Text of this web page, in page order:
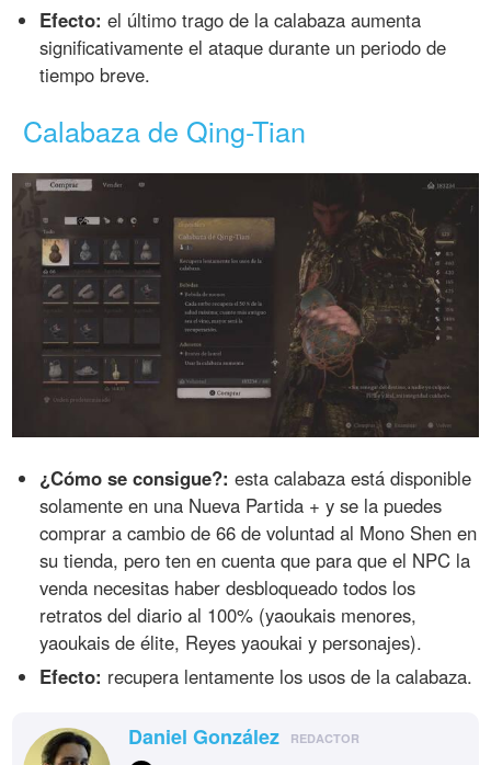
Efecto: el último trago de la calabaza aumenta
significativamente el ataque durante un periodo de
tiempo breve.
Calabaza de Qing-Tian
¿Cómo se consigue?: esta calabaza está disponible
solamente en una Nueva Partida + y se la puedes
comprar a cambio de 66 de voluntad al Mono Shen en
su tienda, pero ten en cuenta que para que el NPC la
venda necesitas haber desbloqueado todos los
retratos del diario al 100% (yaoukais menores,
yaoukais de élite, Reyes yaoukai y personajes).
Efecto: recupera lentamente los usos de la calabaza.
Daniel González REDACTOR